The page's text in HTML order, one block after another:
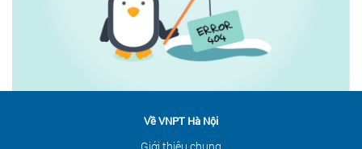
Về VNPT Hà Nội
Giới thiệu chung